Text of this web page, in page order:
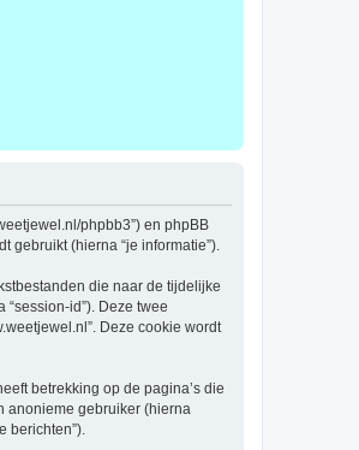
phpbb3”) en phpBB
gebruikt (hierna “je informatie”).
die naar de tijdelijke
id”). Deze twee
Deze cookie wordt
betrekking op de pagina’s die
anonieme gebruiker (hierna
berichten”).